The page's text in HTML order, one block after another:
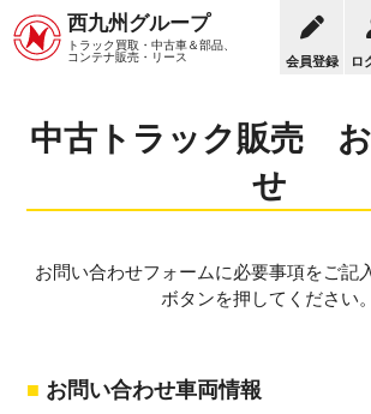
西九州グループ
トラック買取・中古車＆部品、
コンテナ販売・リース
会員登録 ロ
中古トラック販売トップ トラック販売
中古トラック販売
せ
お問い合わせフォームに必要事項をご記
ボタンを押してください。
お問い合わせ車両情報